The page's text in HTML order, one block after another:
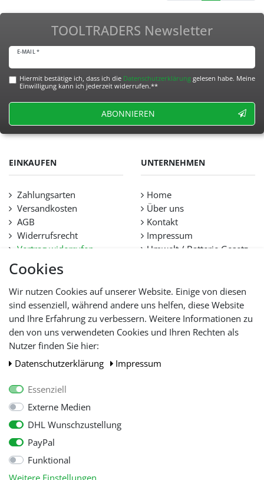
Cookies
Wir nutzen Cookies auf unserer Website. Einige von diesen
sind essenziell, während andere uns helfen, diese Website
und Ihre Erfahrung zu verbessern. Weitere Informationen zu
den von uns verwendeten Cookies und Ihren Rechten als
Nutzer finden Sie hier:
Daten­schutz­erklärung
Impressum
Essenziell
Externe Medien
DHL Wunschzustellung
PayPal
Funktional
TOOLTRADERS Newsletter
E-MAIL *
Hiermit bestätige ich, dass ich die Daten­schutz­erklärunggelesen habe. Meine
Einwilligung kann ich jederzeit widerrufen.**
ABONNIEREN
EINKAUFEN
Zahlungsarten
Versandkosten
AGB
Widerrufsrecht
Vertrag widerrufen
Datenschutz
Hilfe
Lieferfristen und
Lieferbeschränkung
UNTERNEHMEN
Home
Über uns
Kontakt
Impressum
Umwelt / Batterie Gesetz
WIR AKZEPTIEREN